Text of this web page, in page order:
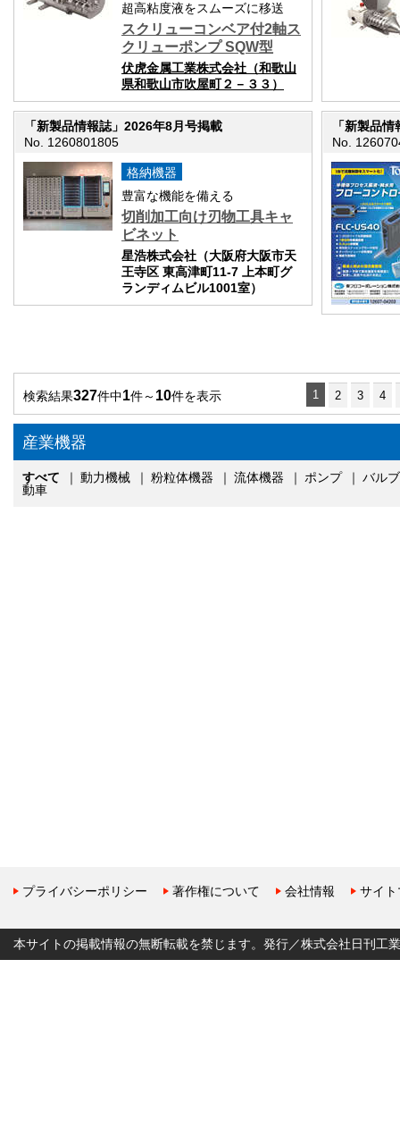
超高粘度液をスムーズに移送
スクリューコンベア付2軸ス
クリューポンプ SQW型
伏虎金属工業株式会社（和歌山
県和歌山市吹屋町２－３３）
「新製品情報誌」2026年8月号掲載
No. 1260801805
格納機器
豊富な機能を備える
切削加工向け刃物工具キャ
ビネット
星浩株式会社（大阪府大阪市天
王寺区 東高津町11-7 上本町グ
ランディムビル1001室）
「新製品
No.
検索結果327件中1件～ 10件を表示 1 2 3 4
産業機器
すべて ｜ 動力機械 ｜ 粉粒体機器 ｜ 流体機器 ｜ ポンプ ｜ バルブ
動車
プライバシーポリシー 著作権について 会社情報 サイ
本サイトの掲載情報の無断転載を禁じます。発行／株式会社日刊